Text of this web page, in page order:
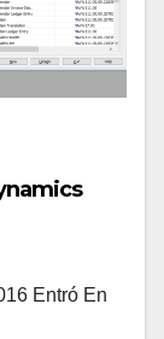
Entró En